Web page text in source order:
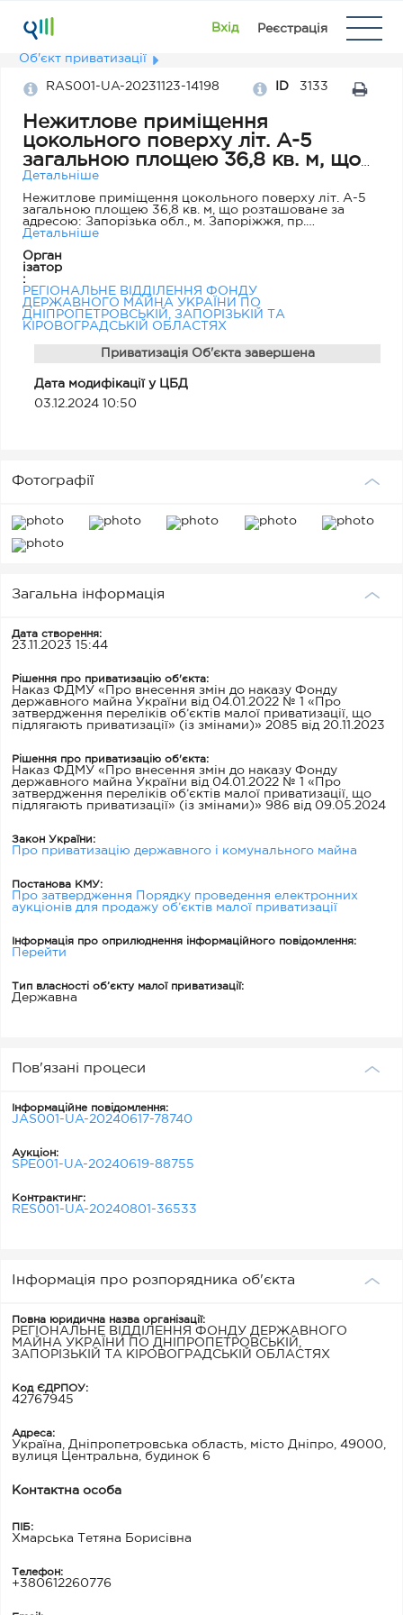
Вхід Реєстрація
Об'єкт приватизації
RAS001-UA-20231123-14198 ID 3133
Нежитлове приміщення
цокольного поверху літ. А-5
загальною площею 36,8 кв. м, що
розташоване за адресою:
Запорізька обл., м. Запоріжжя, пр.
Маяковського, 3, приміщення 83
Детальніше
Нежитлове приміщення цокольного поверху літ. А-5
загальною площею 36,8 кв. м, що розташоване за
адресою: Запорізька обл., м. Запоріжжя, пр.
Маяковського, 3, приміщення 83
Детальніше
Орган
ізатор
:
РЕГІОНАЛЬНЕ ВІДДІЛЕННЯ ФОНДУ
ДЕРЖАВНОГО МАЙНА УКРАЇНИ ПО
ДНІПРОПЕТРОВСЬКІЙ, ЗАПОРІЗЬКІЙ ТА
КІРОВОГРАДСЬКІЙ ОБЛАСТЯХ
Приватизація Об'єкта завершена
Дата модифікації у ЦБД
03.12.2024 10:50
Фотографії
Загальна інформація
Дата створення:
23.11.2023 15:44
Рішення про приватизацію об'єкта:
Наказ ФДМУ «Про внесення змін до наказу Фонду
державного майна України від 04.01.2022 № 1 «Про
затвердження переліків об’єктів малої приватизації, що
підлягають приватизації» (із змінами)» 2085 від 20.11.2023
Рішення про приватизацію об'єкта:
Наказ ФДМУ «Про внесення змін до наказу Фонду
державного майна України від 04.01.2022 № 1 «Про
затвердження переліків об’єктів малої приватизації, що
підлягають приватизації» (із змінами)» 986 від 09.05.2024
Закон України:
Про приватизацію державного і комунального майна
Постанова КМУ:
Про затвердження Порядку проведення електронних
аукціонів для продажу об’єктів малої приватизації
Інформація про оприлюднення інформаційного повідомлення:
Перейти
Тип власності об’єкту малої приватизації:
Державна
Пов'язані процеси
Інформаційне повідомлення:
JAS001-UA-20240617-78740
Аукціон:
SPE001-UA-20240619-88755
Контрактинг:
RES001-UA-20240801-36533
Інформація про розпорядника об'єкта
Повна юридична назва організації:
РЕГІОНАЛЬНЕ ВІДДІЛЕННЯ ФОНДУ ДЕРЖАВНОГО
МАЙНА УКРАЇНИ ПО ДНІПРОПЕТРОВСЬКІЙ,
ЗАПОРІЗЬКІЙ ТА КІРОВОГРАДСЬКІЙ ОБЛАСТЯХ
Код ЄДРПОУ:
42767945
Адреса:
Україна, Дніпропетровська область, місто Дніпро, 49000,
вулиця Центральна, будинок 6
Контактна особа
ПІБ:
Хмарська Тетяна Борисівна
Телефон:
+380612260776